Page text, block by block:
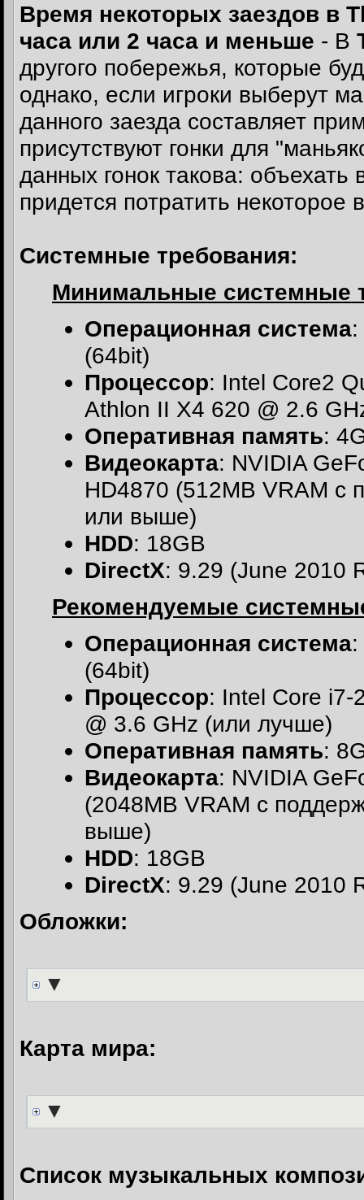
Время некоторых заездов в
часа или 2 часа и меньше - В
другого побережья, которые
однако, если игроки выберут
данного заезда составляет
присутствуют гонки для
данных гонок такова: объехать
придется потратить некоторое
Системные требования:
Минимальные системные
Операционная система
(64bit)
Процессор: Intel Core2
Athlon II X4 620 @ 2.6
Оперативная память:
Видеокарта: NVIDIA
HD4870 (512MB VRAM с
или выше)
HDD: 18GB
DirectX: 9.29 (June 2010
Рекомендуемые
Операционная система
(64bit)
Процессор: Intel Core i7-
@ 3.6 GHz (или лучше)
Оперативная память:
Видеокарта: NVIDIA
(2048MB VRAM с
выше)
HDD: 18GB
DirectX: 9.29 (June 2010
Обложки:
▼
Карта мира:
▼
Список музыкальных